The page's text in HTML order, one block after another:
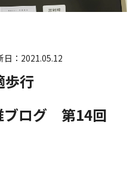
日：2021.05.12
歩行
ブログ 第14回